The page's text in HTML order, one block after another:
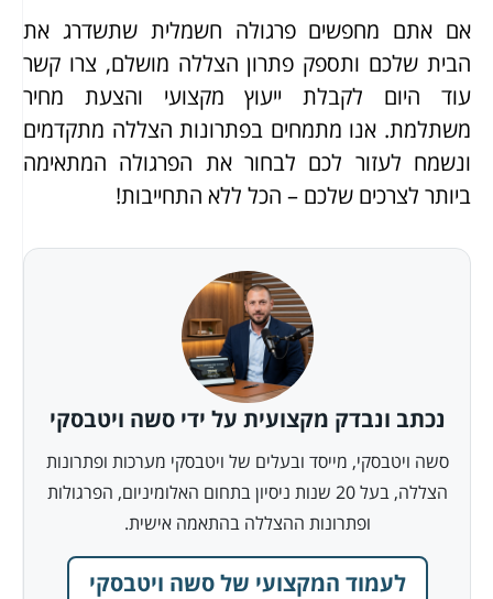
אם אתם מחפשים פרגולה חשמלית שתשדרג את
הבית שלכם ותספק פתרון הצללה מושלם, צרו קשר
עוד היום לקבלת ייעוץ מקצועי והצעת מחיר
משתלמת. אנו מתמחים בפתרונות הצללה מתקדמים
ונשמח לעזור לכם לבחור את הפרגולה המתאימה
ביותר לצרכים שלכם – הכל ללא התחייבות!
נכתב ונבדק מקצועית על ידי סשה ויטבסקי
סשה ויטבסקי, מייסד ובעלים של ויטבסקי מערכות ופתרונות
הצללה, בעל 20 שנות ניסיון בתחום האלומיניום, הפרגולות
ופתרונות ההצללה בהתאמה אישית.
לעמוד המקצועי של סשה ויטבסקי